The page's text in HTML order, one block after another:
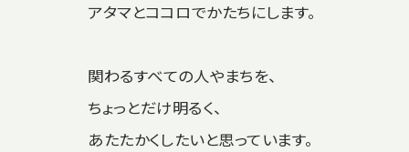
アタマとココロでかたちにします。
関わるすべての人やまちを、
ちょっとだけ明るく、
あたたかくしたいと思っています。